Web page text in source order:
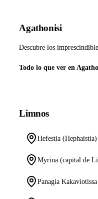
Agathonisi
Descubre los
Todo lo que ver en
Limnos
Hefestia
Myrina (capital de
Panagia